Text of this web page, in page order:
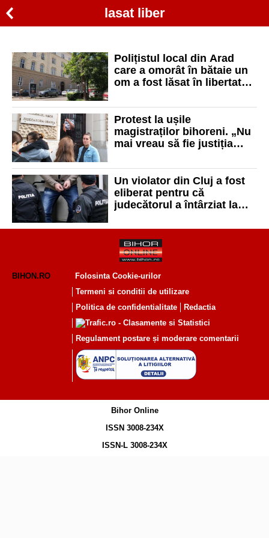
lasat liber
Polițistul local din Arad
care a omorât în bătaie un
om a fost lăsat în libertate
Protest la ușile
magistraților bihoreni. „Nu
mai vreau să fie justiția
criminalii”
Un violator din Cluj a fost
eliberat pentru că
judecătorul a întârziat la
urmărire
BIHON.RO
Folosinta Cookie-urilor
Termeni si conditii de utilizare
Politica de confidentialitate
Redactia
Regulament postare și moderare comentarii
Bihor Online
ISSN 3008-234X
ISSN-L 3008-234X